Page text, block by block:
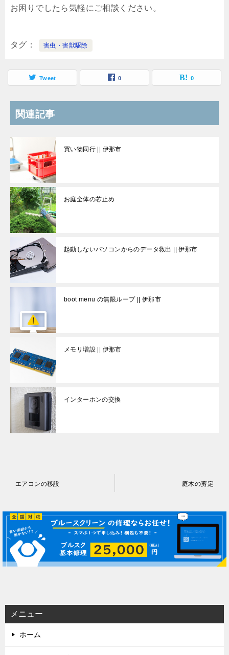
お困りでしたら気軽にご相談ください。
タグ 害虫・害獣駆除
Tweet 0 0
関連記事
買い物同行 || 伊那市
お庭全体の芯止め
起動しないパソコンからのデータ救出 || 伊那市
boot menu の無限ループ || 伊那市
メモリ増設 || 伊那市
インターホンの交換
ナ
ビ
ゲ
ー
ン
エアコンの移設 庭木の剪定
メニュー
ホーム